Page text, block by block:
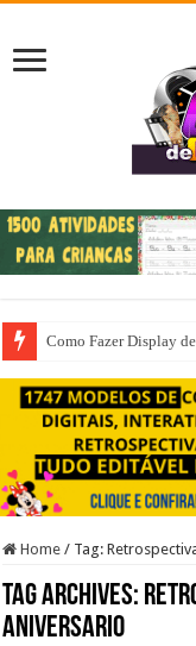
Como Fazer Display
Home / Tag:
Tag Archives:
aniversario